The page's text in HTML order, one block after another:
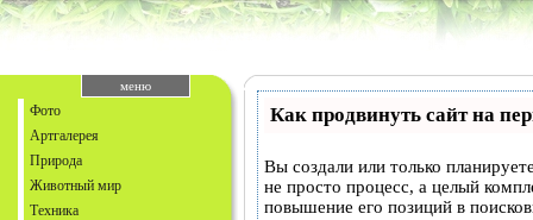
меню
Фото
Артгалерея
Природа
Животный мир
Техника
Как продвинуть сайт на
Вы создали или только
не просто процесс, а целый
повышение его позиций в